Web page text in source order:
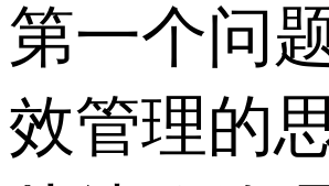
第一个问
效管理的